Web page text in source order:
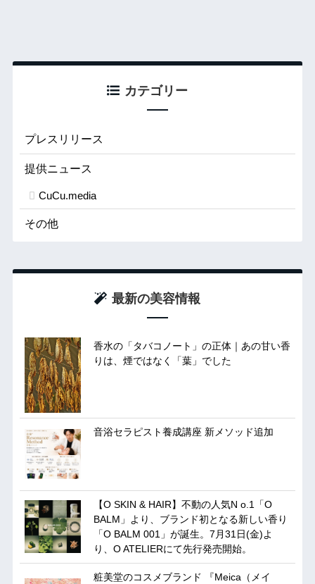
カテゴリー
プレスリリース
提供ニュース
CuCu.media
その他
最新の美容情報
香水の「タバコノート」の正体｜あの甘い香
りは、煙ではなく「葉」でした
音浴セラピスト養成講座 新メソッド追加
【O SKIN & HAIR】不動の人気N o.1「O
BALM」より、ブランド初となる新しい香り
「O BALM 001」が誕生。7月31日(金)よ
り、O ATELIERにて先行発売開始。
粧美堂のコスメブランド 『Meica（メイ